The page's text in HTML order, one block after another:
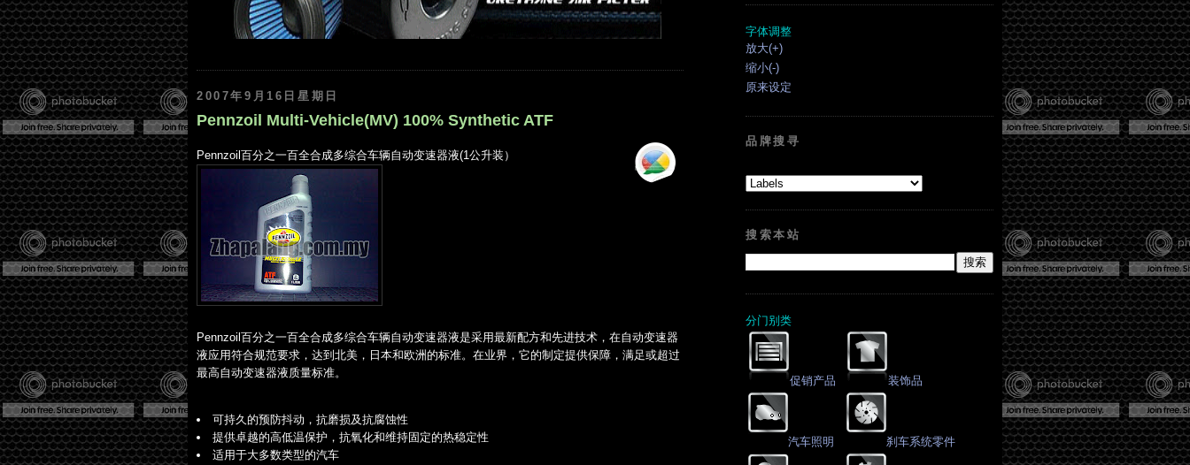
2007年9月16日星期日
Pennzoil Multi-Vehicle(MV) 100% Synthetic ATF
Pennzoil百分之一百全合成多综合车辆自动变速器液(1公升装）
Pennzoil百分之一百全合成多综合车辆自动变速器液是采用最新配方和先进技术，在自动变速器
液应用符合规范要求，达到北美，日本和欧洲的标准。在业界，它的制定提供保障，满足或超过
最高自动变速器液质量标准。
可持久的预防抖动，抗磨损及抗腐蚀性
提供卓越的高低温保护，抗氧化和维持固定的热稳定性
适用于大多数类型的汽车
字体调整
放大(+)
缩小(-)
原来设定
品牌搜寻
搜索本站
分门别类
促销产品 装饰品
汽车照明 刹车系统零件